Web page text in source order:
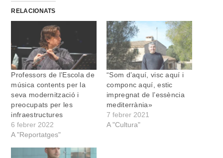
RELACIONATS
Professors de l’Escola de
música contents per la
seva modernització i
preocupats per les
infraestructures
6 febrer 2022
A "Reportatges"
“Som d’aquí, visc aquí i
componc aquí, estic
impregnat de l’essència
mediterrània»
7 febrer 2021
A "Cultura"